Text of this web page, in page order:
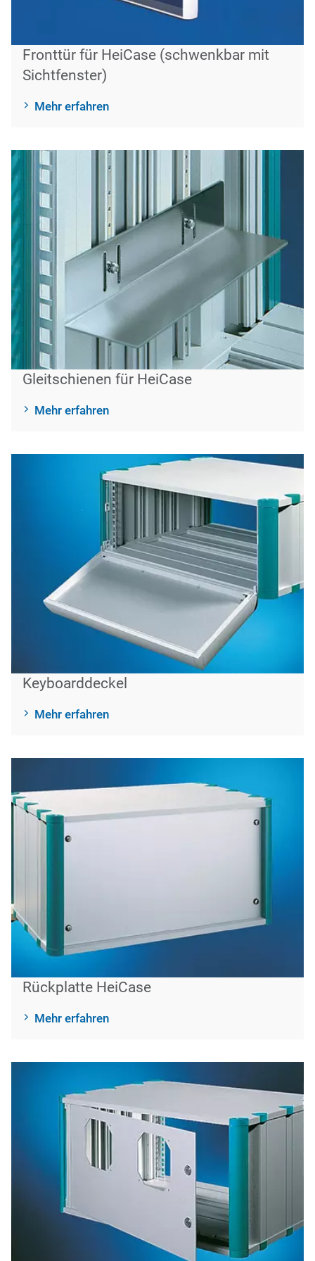
Fronttür für HeiCase (schwenkbar mit
Sichtfenster)
Mehr erfahren
Gleitschienen für HeiCase
Mehr erfahren
Keyboarddeckel
Mehr erfahren
Rückplatte HeiCase
Mehr erfahren